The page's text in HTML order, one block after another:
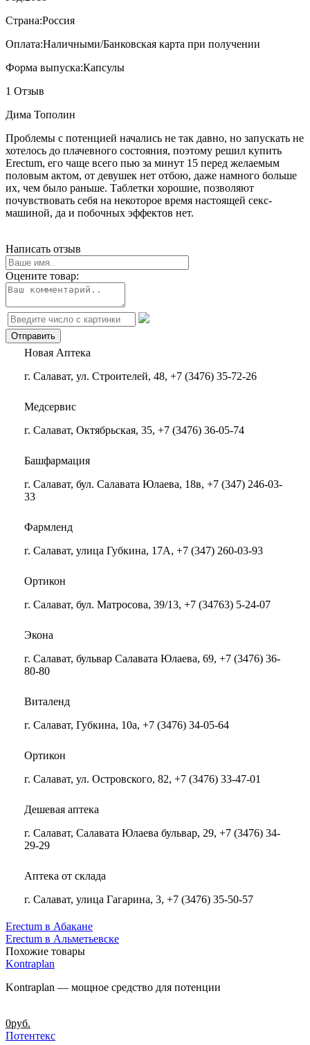
Страна:Россия
Оплата:Наличными/Банковская карта при получении
Форма выпуска:Капсулы
1 Отзыв
Дима Тополин
Проблемы с потенцией начались не так давно, но запускать не
хотелось до плачевного состояния, поэтому решил купить
Erectum, его чаще всего пью за минут 15 перед желаемым
половым актом, от девушек нет отбою, даже намного больше
их, чем было раньше. Таблетки хорошие, позволяют
почувствовать себя на некоторое время настоящей секс-
машиной, да и побочных эффектов нет.
Написать отзыв
Оцените товар:
Новая Аптека
г. Салават, ул. Строителей, 48, +7 (3476) 35-72-26
Медсервис
г. Салават, Октябрьская, 35, +7 (3476) 36-05-74
Башфармация
г. Салават, бул. Салавата Юлаева, 18в, +7 (347) 246-03-
33
Фармленд
г. Салават, улица Губкина, 17А, +7 (347) 260-03-93
Ортикон
г. Салават, бул. Матросова, 39/13, +7 (34763) 5-24-07
Экона
г. Салават, бульвар Салавата Юлаева, 69, +7 (3476) 36-
80-80
Виталенд
г. Салават, Губкина, 10а, +7 (3476) 34-05-64
Ортикон
г. Салават, ул. Островского, 82, +7 (3476) 33-47-01
Дешевая аптека
г. Салават, Салавата Юлаева бульвар, 29, +7 (3476) 34-
29-29
Аптека от склада
г. Салават, улица Гагарина, 3, +7 (3476) 35-50-57
Erectum в Абакане
Erectum в Альметьевске
Похожие товары
Kontraplan
Kontraplan — мощное средство для потенции
0руб.
Потентекс